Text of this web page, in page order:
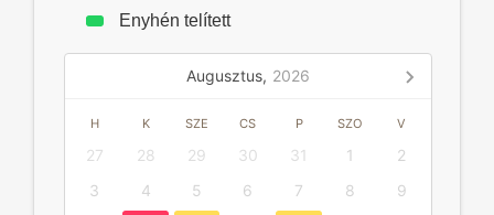
Enyhén telített
Augusztus, 2026
H K SZE CS P SZO V
27 28 29 30 31 1
2
3
4 5 6 7 8
9